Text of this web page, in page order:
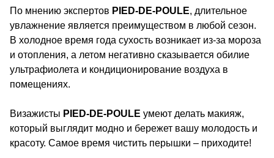
По мнению экспертов PIED-DE-POULE, длительное
увлажнение является преимуществом в любой сезон.
В холодное время года сухость возникает из-за мороза
и отопления, а летом негативно сказывается обилие
ультрафиолета и кондиционирование воздуха в
помещениях.
Визажисты PIED-DE-POULE умеют делать макияж,
который выглядит модно и бережет вашу молодость и
красоту. Самое время чистить перышки – приходите!